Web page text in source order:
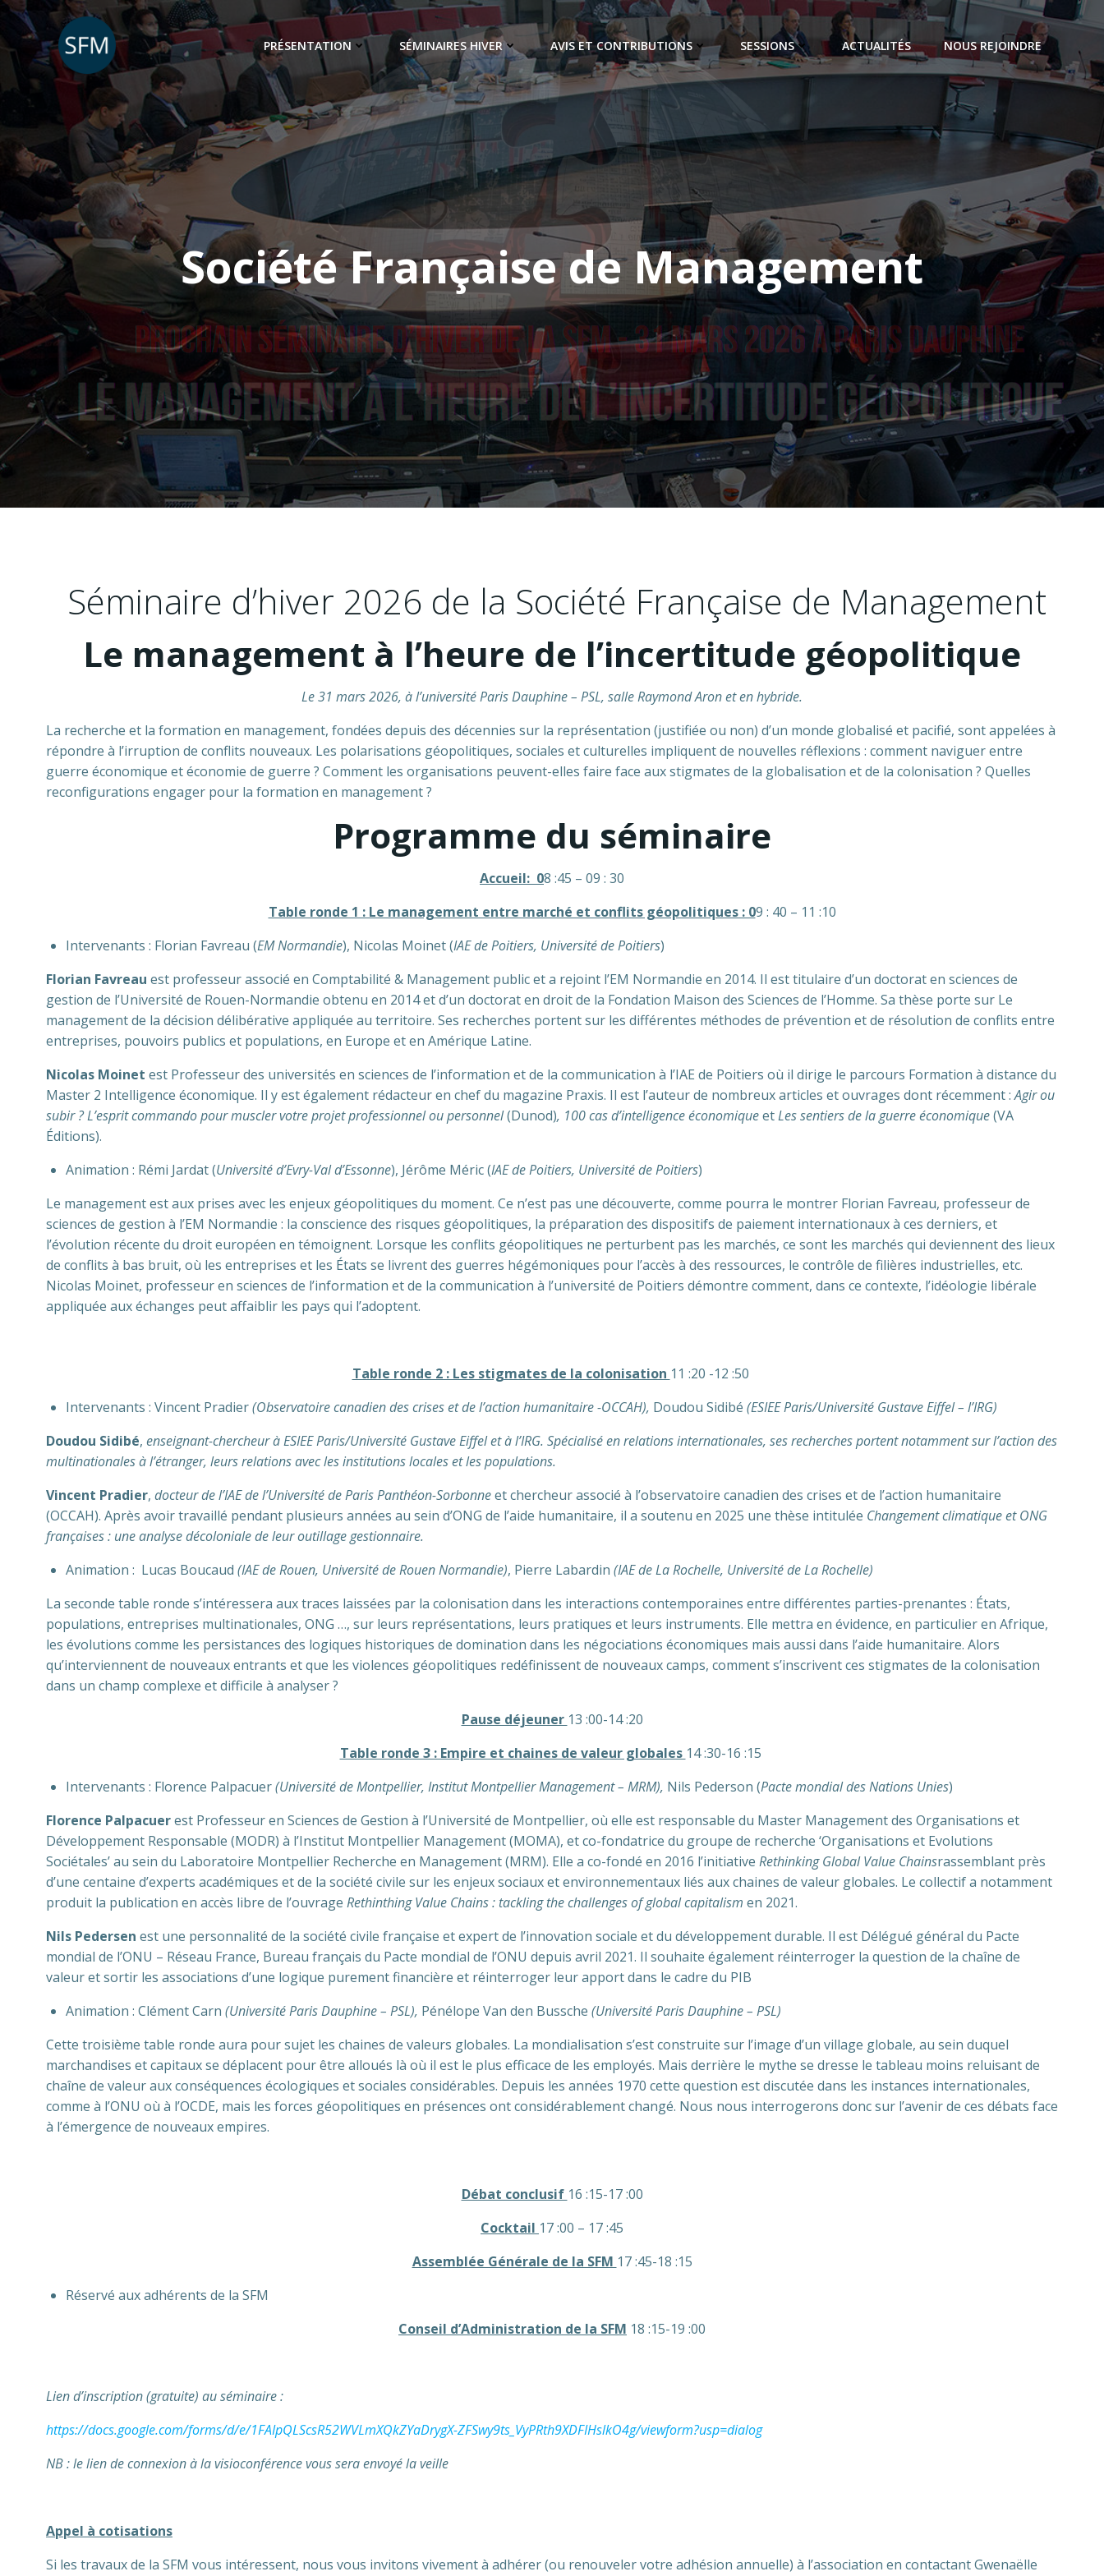
Aller
contenu
PRÉSENTATION SÉMINAIRES HIVER AVIS ET CONTRIBUTIONS SESSIONS ACTUALITÉS NOUS REJOINDRE
Société Française de Management
Séminaire d’hiver 2026 de la Société Française de Management
Le management à l’heure de l’incertitude géopolitique
Le 31 mars 2026, à l’université Paris Dauphine – PSL, salle Raymond Aron et en hybride.
La recherche et la formation en management, fondées depuis des décennies sur la représentation (justifiée ou non) d’un monde globalisé et pacifié, sont appelées à
répondre à l’irruption de conflits nouveaux. Les polarisations géopolitiques, sociales et culturelles impliquent de nouvelles réflexions : comment naviguer entre
guerre économique et économie de guerre ? Comment les organisations peuvent-elles faire face aux stigmates de la globalisation et de la colonisation ? Quelles
reconfigurations engager pour la formation en management ?
Programme du séminaire
Accueil: 08 :45 – 09 : 30
Table ronde 1 : Le management entre marché et conflits géopolitiques : 09 : 40 – 11 :10
Intervenants : Florian Favreau (EM Normandie), Nicolas Moinet (IAE de Poitiers, Université de Poitiers)
Florian Favreau est professeur associé en Comptabilité & Management public et a rejoint l’EM Normandie en 2014. Il est titulaire d’un doctorat en sciences de
gestion de l’Université de Rouen-Normandie obtenu en 2014 et d’un doctorat en droit de la Fondation Maison des Sciences de l’Homme. Sa thèse porte sur Le
management de la décision délibérative appliquée au territoire. Ses recherches portent sur les différentes méthodes de prévention et de résolution de conflits entre
entreprises, pouvoirs publics et populations, en Europe et en Amérique Latine.
Nicolas Moinet est Professeur des universités en sciences de l’information et de la communication à l’IAE de Poitiers où il dirige le parcours Formation à distance du
Master 2 Intelligence économique. Il y est également rédacteur en chef du magazine Praxis. Il est l’auteur de nombreux articles et ouvrages dont récemment :Agir ou
subir ? L’esprit commando pour muscler votre projet professionnel ou personnel(Dunod), 100 cas d’intelligence économiqueetLes sentiers de la guerre économique(VA
Éditions).
Animation : Rémi Jardat (Université d’Evry-Val d’Essonne), Jérôme Méric (IAE de Poitiers, Université de Poitiers)
Le management est aux prises avec les enjeux géopolitiques du moment. Ce n’est pas une découverte, comme pourra le montrer Florian Favreau, professeur de
sciences de gestion à l’EM Normandie : la conscience des risques géopolitiques, la préparation des dispositifs de paiement internationaux à ces derniers, et
l’évolution récente du droit européen en témoignent. Lorsque les conflits géopolitiques ne perturbent pas les marchés, ce sont les marchés qui deviennent des lieux
de conflits à bas bruit, où les entreprises et les États se livrent des guerres hégémoniques pour l’accès à des ressources, le contrôle de filières industrielles, etc.
Nicolas Moinet, professeur en sciences de l’information et de la communication à l’université de Poitiers démontre comment, dans ce contexte, l’idéologie libérale
appliquée aux échanges peut affaiblir les pays qui l’adoptent.
Table ronde 2 : Les stigmates de la colonisation 11 :20 -12 :50
Intervenants : Vincent Pradier(Observatoire canadien des crises et de l’action humanitaire -OCCAH), Doudou Sidibé (ESIEE Paris/Université Gustave Eiffel – l’IRG)
Doudou Sidibé, enseignant-chercheur à ESIEE Paris/Université Gustave Eiffel et à l’IRG. Spécialisé en relations internationales, ses recherches portent notamment sur l’action des
multinationales à l’étranger, leurs relations avec les institutions locales et les populations.
Vincent Pradier, docteur de l’IAE de l’Université de Paris Panthéon-Sorbonneet chercheur associé à l’observatoire canadien des crises et de l’action humanitaire
(OCCAH). Après avoir travaillé pendant plusieurs années au sein d’ONG de l’aide humanitaire, il a soutenu en 2025 une thèse intitulée Changement climatique et ONG
françaises : une analyse décoloniale de leur outillage gestionnaire.
Animation : Lucas Boucaud (IAE de Rouen, Université de Rouen Normandie), Pierre Labardin (IAE de La Rochelle, Université de La Rochelle)
La seconde table ronde s’intéressera aux traces laissées par la colonisation dans les interactions contemporaines entre différentes parties-prenantes : États,
populations, entreprises multinationales, ONG …, sur leurs représentations, leurs pratiques et leurs instruments. Elle mettra en évidence, en particulier en Afrique,
les évolutions comme les persistances des logiques historiques de domination dans les négociations économiques mais aussi dans l’aide humanitaire. Alors
qu’interviennent de nouveaux entrants et que les violences géopolitiques redéfinissent de nouveaux camps, comment s’inscrivent ces stigmates de la colonisation
dans un champ complexe et difficile à analyser ?
Pause déjeuner 13 :00-14 :20
Table ronde 3 : Empire et chaines de valeur globales 14 :30-16 :15
Intervenants : Florence Palpacuer(Université de Montpellier, Institut Montpellier Management – MRM), Nils Pederson (Pacte mondial des Nations Unies)
Florence Palpacuerest Professeur en Sciences de Gestion à l’Université de Montpellier, où elle est responsable du Master Management des Organisations et
Développement Responsable (MODR) à l’Institut Montpellier Management (MOMA), et co-fondatrice du groupe de recherche ‘Organisations et Evolutions
Sociétales’ au sein du Laboratoire Montpellier Recherche en Management (MRM). Elle a co-fondé en 2016 l’initiative Rethinking Global Value Chainsrassemblant près
d’une centaine d’experts académiques et de la société civile sur les enjeux sociaux et environnementaux liés aux chaines de valeur globales. Le collectif a notamment
produit la publication en accès libre de l’ouvrage Rethinthing Value Chains : tackling the challenges of global capitalism en 2021.
Nils Pedersen est une personnalité de la société civile française et expert de l’innovation sociale et du développement durable. Il est Délégué général du Pacte
mondial de l’ONU – Réseau France, Bureau français du Pacte mondial de l’ONU depuis avril 2021. Il souhaite également réinterroger la question de la chaîne de
valeur et sortir les associations d’une logique purement financière et réinterroger leur apport dans le cadre du PIB
Animation : Clément Carn (Université Paris Dauphine – PSL), Pénélope Van den Bussche (Université Paris Dauphine – PSL)
Cette troisième table ronde aura pour sujet les chaines de valeurs globales. La mondialisation s’est construite sur l’image d’un village globale, au sein duquel
marchandises et capitaux se déplacent pour être alloués là où il est le plus efficace de les employés. Mais derrière le mythe se dresse le tableau moins reluisant de
chaîne de valeur aux conséquences écologiques et sociales considérables. Depuis les années 1970 cette question est discutée dans les instances internationales,
comme à l’ONU où à l’OCDE, mais les forces géopolitiques en présences ont considérablement changé. Nous nous interrogerons donc sur l’avenir de ces débats face
à l’émergence de nouveaux empires.
Débat conclusif 16 :15-17 :00
Cocktail 17 :00 – 17 :45
Assemblée Générale de la SFM 17 :45-18 :15
Réservé aux adhérents de la SFM
Conseil d’Administration de la SFM 18 :15-19 :00
Lien d’inscription (gratuite) au séminaire :
https://docs.google.com/forms/d/e/1FAIpQLScsR52WVLmXQkZYaDrygX-ZFSwy9ts_VyPRth9XDFIHslkO4g/viewform?usp=dialog
NB : le lien de connexion à la visioconférence vous sera envoyé la veille
Appel à cotisations
Si les travaux de la SFM vous intéressent, nous vous invitons vivement à adhérer (ou renouveler votre adhésion annuelle) à l’association en contactant Gwenaëlle